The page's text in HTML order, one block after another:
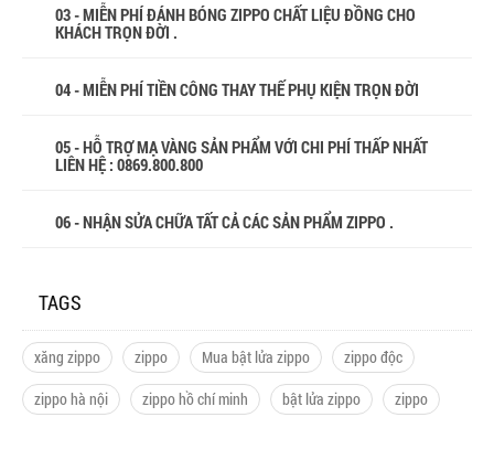
03 - MIỄN PHÍ ĐÁNH BÓNG ZIPPO CHẤT LIỆU ĐỒNG CHO
KHÁCH TRỌN ĐỜI .
04 - MIỄN PHÍ TIỀN CÔNG THAY THẾ PHỤ KIỆN TRỌN ĐỜI
05 - HỖ TRỢ MẠ VÀNG SẢN PHẨM VỚI CHI PHÍ THẤP NHẤT
LIÊN HỆ : 0869.800.800
06 - NHẬN SỬA CHỮA TẤT CẢ CÁC SẢN PHẨM ZIPPO .
TAGS
xăng zippo zippo Mua bật lửa zippo
zippo độc
zippo hà nội
zippo hồ chí minh bật lửa zippo zippo